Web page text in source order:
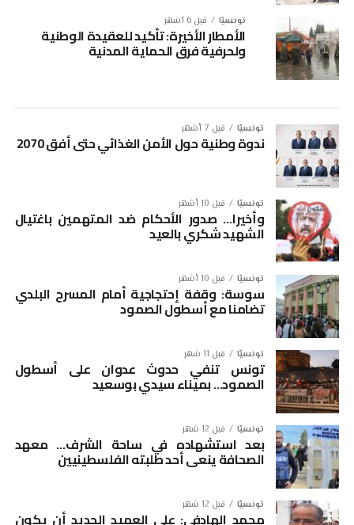
تونسيّا قبل 6 أشهر
الأمطار الأخيرة: تأكيد للعقيدة الوطنية
ولحرفية فرق الحماية المدنية
تونسيّا قبل 7 أشهر
ندوة وطنية حول الأمن الغذائي حتى أفق 2070
تونسيّا قبل 10 أشهر
وأخيرا… صدور الأحكام ضد المتهمين باغتيال
الشهيد شكري بالعيد
تونسيّا قبل 10 أشهر
سوسة: وقفة إحتجاجية أمام المسرح البلدي
تضامنا مع أسطول الصمود
تونسيّا قبل 11 شهر
تونس تنفي حدوث عدوان على أسطول
الصمود… بميناء سيدي بوسعيد
تونسيّا قبل 12 شهر
بعد استشهاده في ساحة الشرف… معهد
الصحافة ينعى أحد طلبته الفلسطينيين
تونسيّا قبل 12 شهر
محمد الهادفي: على العميد الجديد أن يكون